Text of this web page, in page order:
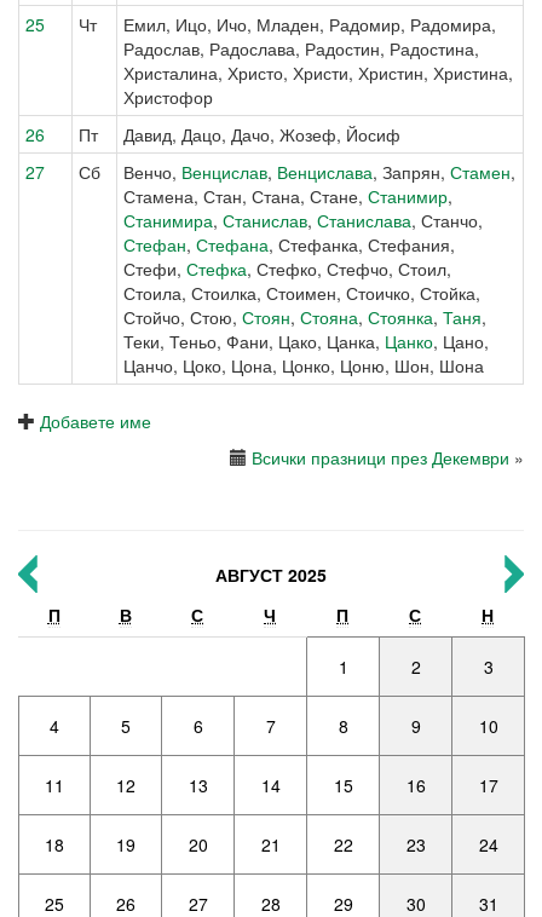
25
Чт
Емил, Ицо, Ичо, Младен, Радомир, Радомира,
Радослав, Радослава, Радостин, Радостина,
Христалина, Христо, Христи, Христин, Христина,
Христофор
26
Пт
Давид, Дацо, Дачо, Жозеф, Йосиф
27
Сб Венчо, Венцислав, Венцислава, Запрян, Стамен,
Стамена, Стан, Стана, Стане, Станимир,
Станимира, Станислав, Станислава, Станчо,
Стефан, Стефана, Стефанка, Стефания,
Стефи, Стефка, Стефко, Стефчо, Стоил,
Стоила, Стоилка, Стоимен, Стоичко, Стойка,
Стойчо, Стою, Стоян, Стояна, Стоянка, Таня,
Теки, Теньо, Фани, Цако, Цанка, Цанко, Цано,
Цанчо, Цоко, Цона, Цонко, Цоню, Шон, Шона
Добавете име
Всички празници през Декември »
АВГУСТ 2025
П
В С Ч П С Н
1 2 3
4 5 6 7 8 9 10
11 12 13 14 15 16 17
18 19 20 21 22 23 24
25 26 27 28 29 30 31